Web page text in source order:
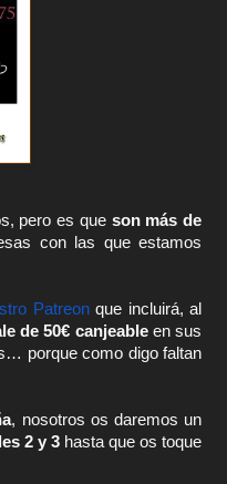
pero es que son más de
con las que estamos
Patreon que incluirá, al
de 50€ canjeable en sus
porque como digo faltan
, nosotros os daremos un
2 y 3 hasta que os toque
Y